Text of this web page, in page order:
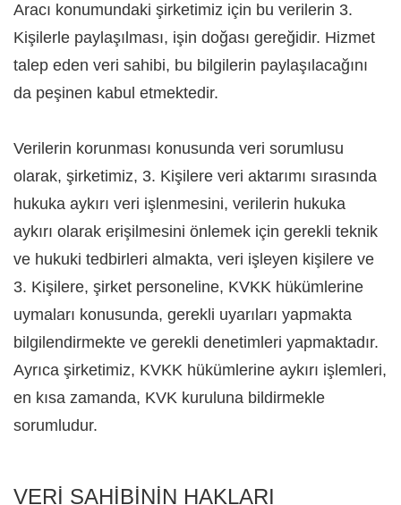
Aracı konumundaki şirketimiz için bu verilerin 3.
Kişilerle paylaşılması, işin doğası gereğidir. Hizmet
talep eden veri sahibi, bu bilgilerin paylaşılacağını
da peşinen kabul etmektedir.
Verilerin korunması konusunda veri sorumlusu
olarak, şirketimiz, 3. Kişilere veri aktarımı sırasında
hukuka aykırı veri işlenmesini, verilerin hukuka
aykırı olarak erişilmesini önlemek için gerekli teknik
ve hukuki tedbirleri almakta, veri işleyen kişilere ve
3. Kişilere, şirket personeline, KVKK hükümlerine
uymaları konusunda, gerekli uyarıları yapmakta
bilgilendirmekte ve gerekli denetimleri yapmaktadır.
Ayrıca şirketimiz, KVKK hükümlerine aykırı işlemleri,
en kısa zamanda, KVK kuruluna bildirmekle
sorumludur.
VERİ SAHİBİNİN HAKLARI